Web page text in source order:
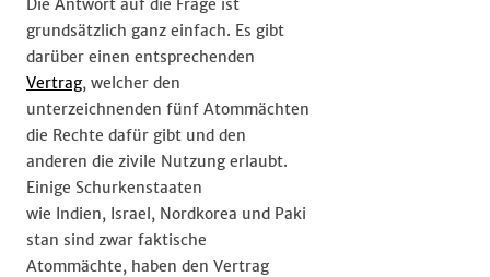
Die Antwort auf die Frage ist
grundsätzlich ganz einfach. Es gibt
darüber einen entsprechenden
Vertrag, welcher den
unterzeichnenden fünf Atommächten
die Rechte dafür gibt und den
anderen die zivile Nutzung erlaubt.
Einige Schurkenstaaten
wie Indien, Israel, Nordkorea und Paki
stan sind zwar faktische
Atommächte, haben den Vertrag